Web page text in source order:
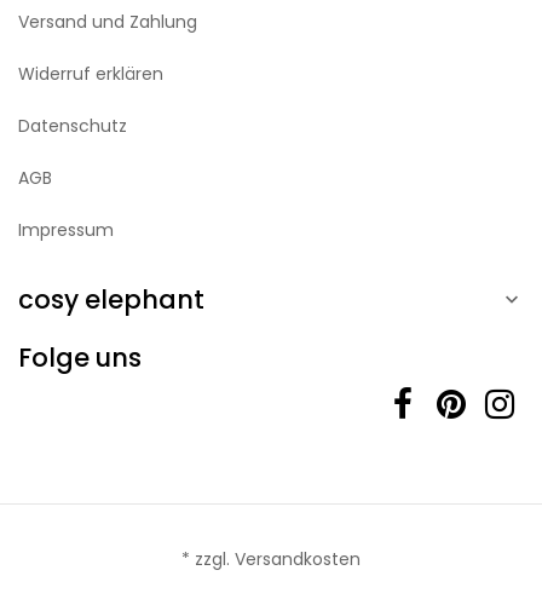
Versand und Zahlung
Widerruf erklären
Datenschutz
AGB
Impressum
cosy elephant 
Folge uns
* zzgl. Versandkosten